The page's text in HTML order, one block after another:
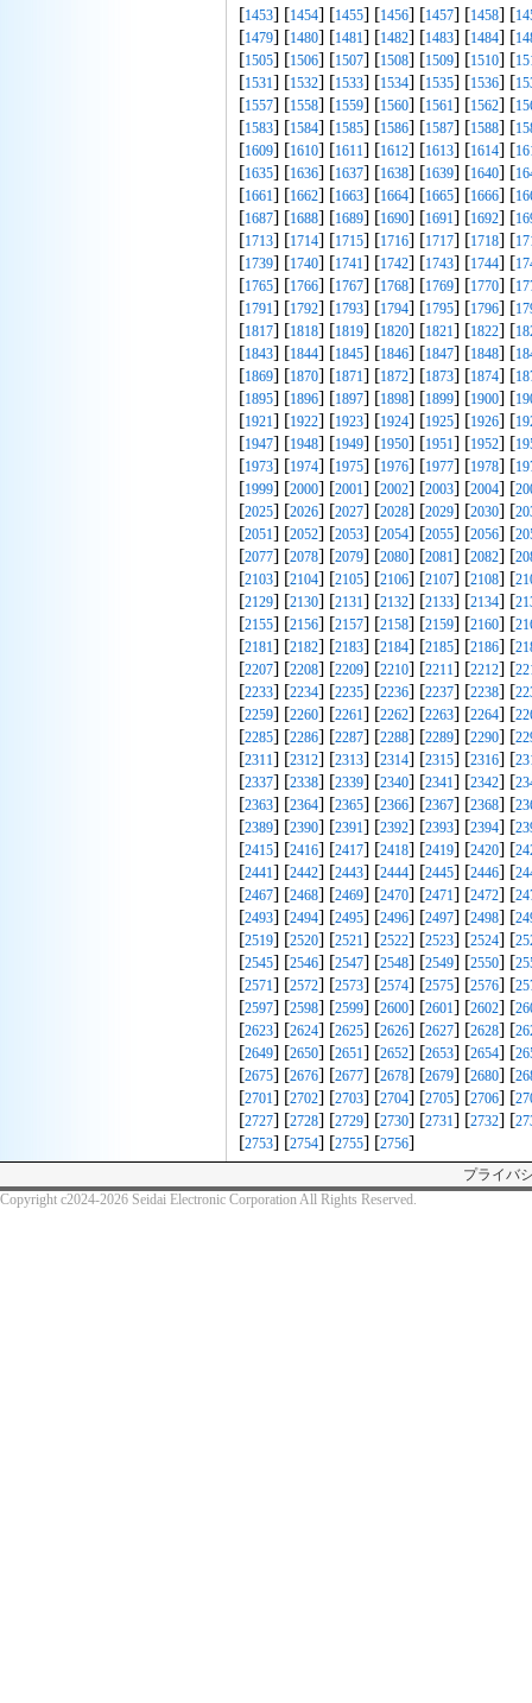
[1453] [1454] [1455] [1456] [1457] [1458] [
[1479] [1480] [1481] [1482] [1483] [1484] [
[1505] [1506] [1507] [1508] [1509] [1510] [
[1531] [1532] [1533] [1534] [1535] [1536] [
[1557] [1558] [1559] [1560] [1561] [1562] [
[1583] [1584] [1585] [1586] [1587] [1588] [
[1609] [1610] [1611] [1612] [1613] [1614] [
[1635] [1636] [1637] [1638] [1639] [1640] [
[1661] [1662] [1663] [1664] [1665] [1666] [
[1687] [1688] [1689] [1690] [1691] [1692] [
[1713] [1714] [1715] [1716] [1717] [1718] [
[1739] [1740] [1741] [1742] [1743] [1744] [
[1765] [1766] [1767] [1768] [1769] [1770] [
[1791] [1792] [1793] [1794] [1795] [1796] [
[1817] [1818] [1819] [1820] [1821] [1822] [
[1843] [1844] [1845] [1846] [1847] [1848] [
[1869] [1870] [1871] [1872] [1873] [1874] [
[1895] [1896] [1897] [1898] [1899] [1900] [
[1921] [1922] [1923] [1924] [1925] [1926] [
[1947] [1948] [1949] [1950] [1951] [1952] [
[1973] [1974] [1975] [1976] [1977] [1978] [
[1999] [2000] [2001] [2002] [2003] [2004] [
[2025] [2026] [2027] [2028] [2029] [2030] [
[2051] [2052] [2053] [2054] [2055] [2056] [
[2077] [2078] [2079] [2080] [2081] [2082] [
[2103] [2104] [2105] [2106] [2107] [2108] [
[2129] [2130] [2131] [2132] [2133] [2134] [
[2155] [2156] [2157] [2158] [2159] [2160] [
[2181] [2182] [2183] [2184] [2185] [2186] [
[2207] [2208] [2209] [2210] [2211] [2212] [
[2233] [2234] [2235] [2236] [2237] [2238] [
[2259] [2260] [2261] [2262] [2263] [2264] [
[2285] [2286] [2287] [2288] [2289] [2290] [
[2311] [2312] [2313] [2314] [2315] [2316] [
[2337] [2338] [2339] [2340] [2341] [2342] [
[2363] [2364] [2365] [2366] [2367] [2368] [
[2389] [2390] [2391] [2392] [2393] [2394] [
[2415] [2416] [2417] [2418] [2419] [2420] [
[2441] [2442] [2443] [2444] [2445] [2446] [
[2467] [2468] [2469] [2470] [2471] [2472] [
[2493] [2494] [2495] [2496] [2497] [2498] [
[2519] [2520] [2521] [2522] [2523] [2524] [
[2545] [2546] [2547] [2548] [2549] [2550] [
[2571] [2572] [2573] [2574] [2575] [2576] [
[2597] [2598] [2599] [2600] [2601] [2602] [
[2623] [2624] [2625] [2626] [2627] [2628] [
[2649] [2650] [2651] [2652] [2653] [2654] [
[2675] [2676] [2677] [2678] [2679] [2680] [
[2701] [2702] [2703] [2704] [2705] [2706] [
[2727] [2728] [2729] [2730] [2731] [2732] [
[2753] [2754] [2755] [2756]
プライバ
Copyright c2024-2026 Seidai Electronic Corporation All Rights Reserved.